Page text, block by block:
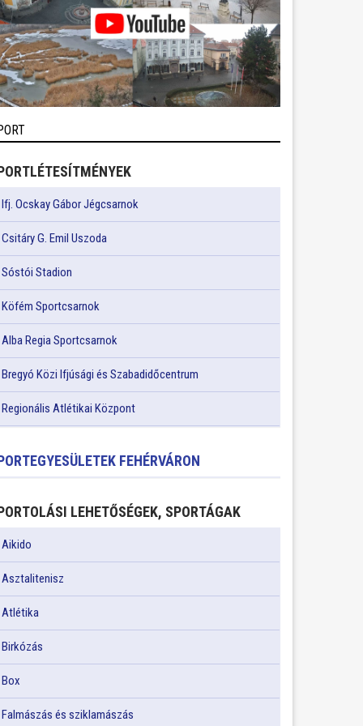
Ifj. Ocskay Gábor Jégcsarnok
Csitáry G. Emil Uszoda
Sóstói Stadion
Köfém Sportcsarnok
Alba Regia Sportcsarnok
Bregyó Közi Ifjúsági és Szabadidőcentrum
Regionális Atlétikai Központ
FEHÉRVÁRON
LEHETŐSÉGEK, SPORTÁGAK
Aikido
Asztalitenisz
Atlétika
Birkózás
Box
Falmászás és sziklamászás